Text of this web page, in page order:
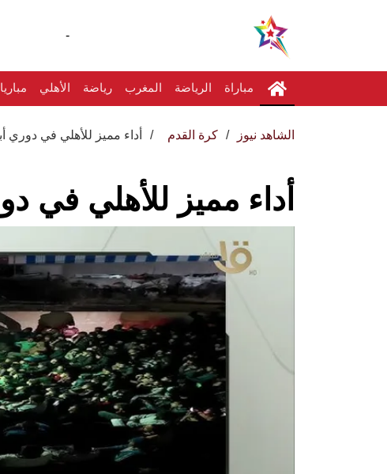
-
مباراة الرياضة المغرب رياضة الأهلي
الشاهد نيوز كرة القدم أداء مميز للأهلي في دوري
أداء مميز للأهلي في